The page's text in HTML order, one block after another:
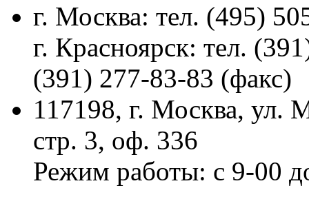
г. Москва: тел. (495)
г. Красноярск: тел.
(391) 277-83-83 (факс)
117198, г. Москва, ул.
стр. 3, оф. 336
Режим работы: с 9-00